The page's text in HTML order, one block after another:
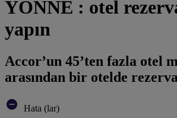
YONNE : otel
yapın
Accor’un 45’ten fazla otel
arasından bir otelde
Hata (lar)